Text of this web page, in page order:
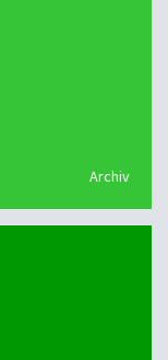
Archiv